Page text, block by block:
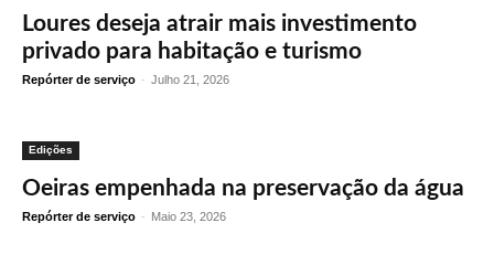
Loures deseja atrair mais investimento
privado para habitação e turismo
Repórter de serviço - Julho 21, 2026
Edições
Oeiras empenhada na preservação da água
Repórter de serviço - Maio 23, 2026